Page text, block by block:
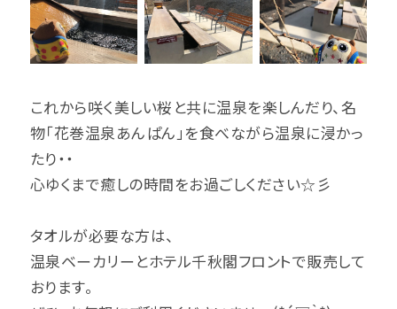
これから咲く美しい桜と共に温泉を楽しんだり、名
物「花巻温泉あんぱん」を食べながら温泉に浸かっ
たり・・
心ゆくまで癒しの時間をお過ごしください☆彡
タオルが必要な方は、
温泉ベーカリーとホテル千秋閣フロントで販売して
おります。